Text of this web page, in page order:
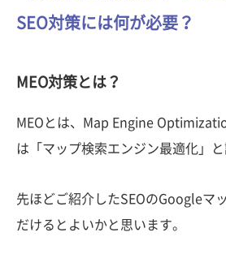
SEO対策には何が必要？
MEO対策とは？
MEOとは、Map Engine
は「マップ検索エンジン最適化」と
先ほどご紹介したSEOのGoogleマ
だけるとよいかと思います。